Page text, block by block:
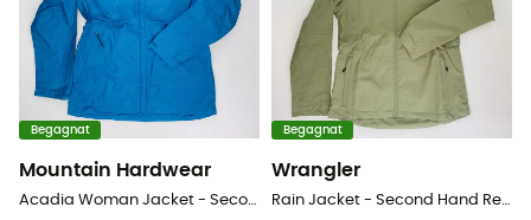
Begagnat
Mountain Hardwear
Acadia Woman Jacket - Second Hand Regnjacka - Dam - Blå olja - M
Begagnat
Wrangler
Rain Jacket - Second Hand Regnjacka - Herr - Kaki - XS